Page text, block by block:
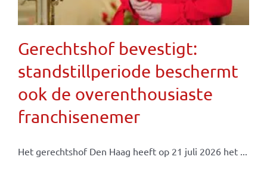
Gerechtshof bevestigt:
standstillperiode beschermt
ook de overenthousiaste
franchisenemer
Het gerechtshof Den Haag heeft op 21 juli 2026 het ...